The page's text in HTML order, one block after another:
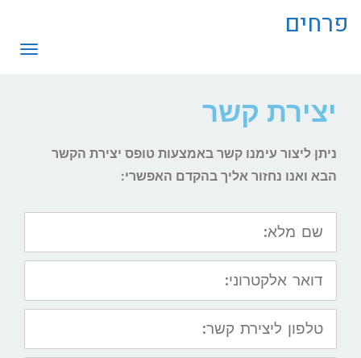
פרחים
יצירת קשר
ניתן ליצור עימנו קשר באמצעות טופס יצירת הקשר
הבא ואנו נחזור אליך בהקדם האפשרי:
שם
מלא:
דואר
אלקטרוני:
טלפון
ליצירת